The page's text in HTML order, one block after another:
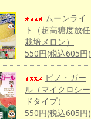
ムーンライ
ト（超高糖度放任
栽培メロン）
550円(税込605円)
ピノ・ガー
ル（マイクロシー
ドタイプ）
550円(税込605円)